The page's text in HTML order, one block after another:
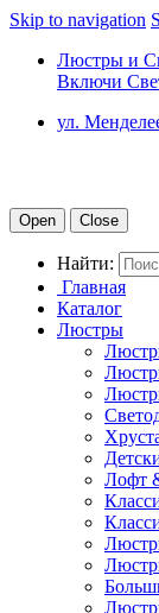
Skip to navigation
Люстры и
Включи
ул.
Open Close
Найти:
Главная
Каталог
Люстры
Лофт